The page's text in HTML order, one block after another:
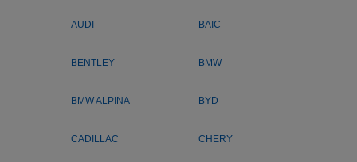
AUDI BAIC
BENTLEY BMW
BMW ALPINA BYD
CADILLAC CHERY